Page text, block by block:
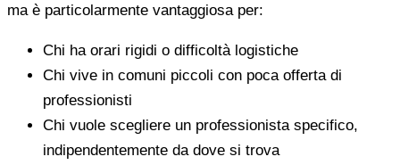
ma è particolarmente vantaggiosa per:
Chi ha orari rigidi o difficoltà logistiche
Chi vive in comuni piccoli con poca offerta di
professionisti
Chi vuole scegliere un professionista specifico,
indipendentemente da dove si trova